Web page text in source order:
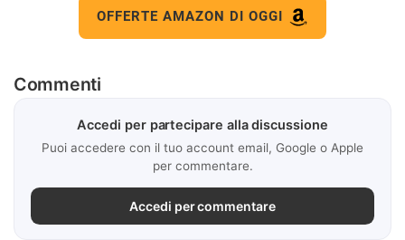
OFFERTE AMAZON DI OGGI
Commenti
Accedi per partecipare alla discussione
Puoi accedere con il tuo account email, Google o Apple
per commentare.
Accedi per commentare